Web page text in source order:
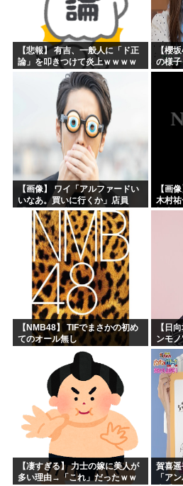
【悲報】 有吉、一般人に「ド正
論」を叩きつけて炎上ｗｗｗｗ
【櫻
の様
【画像】 ワイ「アルファードい
いなあ。買いに行くか」店員
「ほいっ見積もりな！」ワイ
「金額おかしくね？」←お前ら
もそう思うよな？？？？？
【画
木村
松本
が完
「マ
【NMB48】 TIFでまさかの初め
てのオール無し
【日
ンモ
【凄すぎる】 力士の嫁に美人が
多い理由→「これ」だったｗｗ
賀喜
「ア